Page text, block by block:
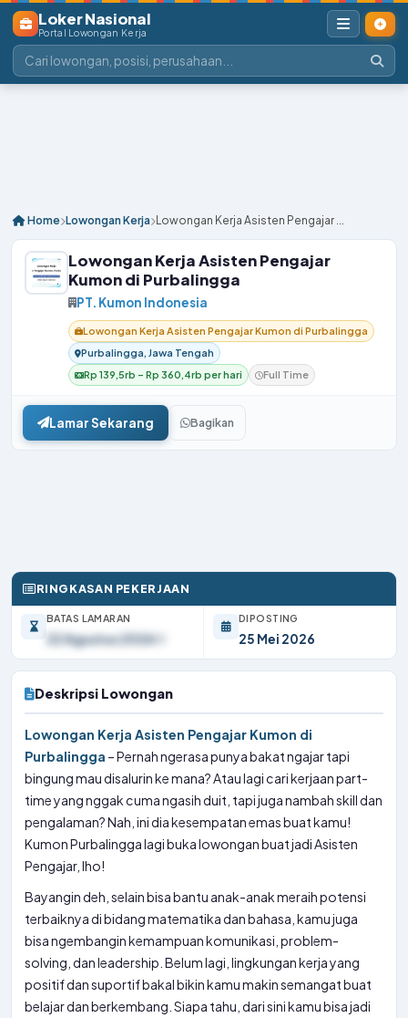
Loker Nasional
Portal Lowongan Kerja
Home Lowongan Kerja Lowongan Kerja Asisten Pengajar ...
Lowongan Kerja Asisten Pengajar
Kumon di Purbalingga
PT. Kumon Indonesia
Lowongan Kerja Asisten Pengajar Kumon di Purbalingga
Purbalingga, Jawa Tengah
Rp 139,5rb – Rp 360,4rb per hari
Full Time
Lamar Sekarang Bagikan
RINGKASAN PEKERJAAN
BATAS LAMARAN
22 Agustus 2026
DIPOSTING
25 Mei 2026
Deskripsi Lowongan
Lowongan Kerja Asisten Pengajar Kumon di
Purbalingga – Pernah ngerasa punya bakat ngajar tapi
bingung mau disalurin ke mana? Atau lagi cari kerjaan part-
time yang nggak cuma ngasih duit, tapi juga nambah skill dan
pengalaman? Nah, ini dia kesempatan emas buat kamu!
Kumon Purbalingga lagi buka lowongan buat jadi Asisten
Pengajar, lho!
Bayangin deh, selain bisa bantu anak-anak meraih potensi
terbaiknya di bidang matematika dan bahasa, kamu juga
bisa ngembangin kemampuan komunikasi, problem-
solving, dan leadership. Belum lagi, lingkungan kerja yang
positif dan suportif bakal bikin kamu makin semangat buat
belajar dan berkembang. Siapa tahu, dari sini kamu bisa jadi